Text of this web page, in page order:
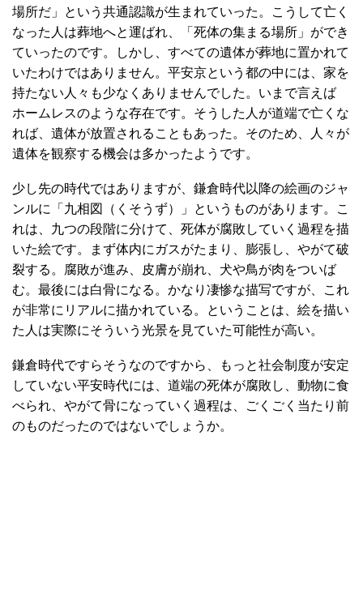
場所だ」という共通認識が生まれていった。こうして亡く
なった人は葬地へと運ばれ、「死体の集まる場所」ができ
ていったのです。しかし、すべての遺体が葬地に置かれて
いたわけではありません。平安京という都の中には、家を
持たない人々も少なくありませんでした。いまで言えば
ホームレスのような存在です。そうした人が道端で亡くな
れば、遺体が放置されることもあった。そのため、人々が
遺体を観察する機会は多かったようです。
少し先の時代ではありますが、鎌倉時代以降の絵画のジャ
ンルに「九相図（くそうず）」というものがあります。こ
れは、九つの段階に分けて、死体が腐敗していく過程を描
いた絵です。まず体内にガスがたまり、膨張し、やがて破
裂する。腐敗が進み、皮膚が崩れ、犬や鳥が肉をついば
む。最後には白骨になる。かなり凄惨な描写ですが、これ
が非常にリアルに描かれている。ということは、絵を描い
た人は実際にそういう光景を見ていた可能性が高い。
鎌倉時代ですらそうなのですから、もっと社会制度が安定
していない平安時代には、道端の死体が腐敗し、動物に食
べられ、やがて骨になっていく過程は、ごくごく当たり前
のものだったのではないでしょうか。